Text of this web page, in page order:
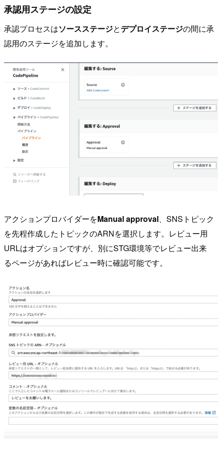
承認用ステージの設定
承認プロセスはソースステージとデプロイステージの間に承
認用のステージを追加します。
アクションプロバイダーをManual approval、SNSトピック
を先程作成したトピックのARNを選択します。レビュー用
URLはオプションですが、別にSTG環境等でレビュー出来
るページがあればレビュー時に確認可能です。